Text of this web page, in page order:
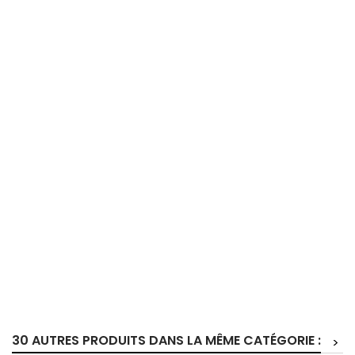
30 AUTRES PRODUITS DANS LA MÊME CATÉGORIE :
>